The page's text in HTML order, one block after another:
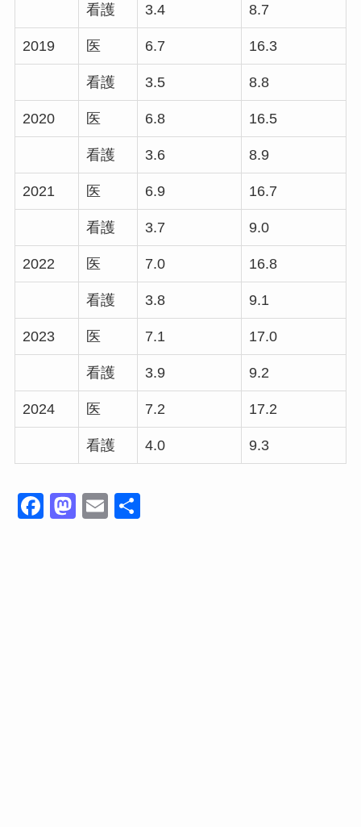
看護 3.4 8.7
2019 医 6.7 16.3
看護 3.5 8.8
2020 医 6.8 16.5
看護 3.6 8.9
2021 医 6.9 16.7
看護 3.7 9.0
2022 医 7.0 16.8
看護 3.8 9.1
2023 医 7.1 17.0
看護 3.9 9.2
2024 医 7.2 17.2
看護 4.0 9.3
F M E 共